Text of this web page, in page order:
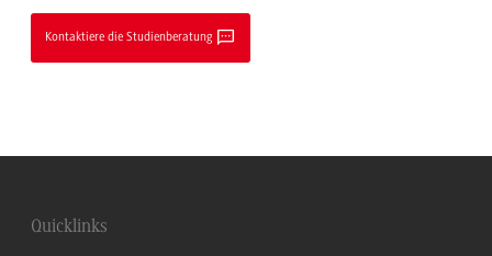
Kontaktiere die Studienberatung
Quicklinks